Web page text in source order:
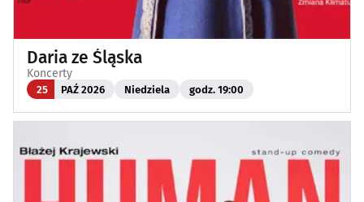
Daria ze Śląska
Koncerty
25 PAŹ 2026 Niedziela godz. 19:00